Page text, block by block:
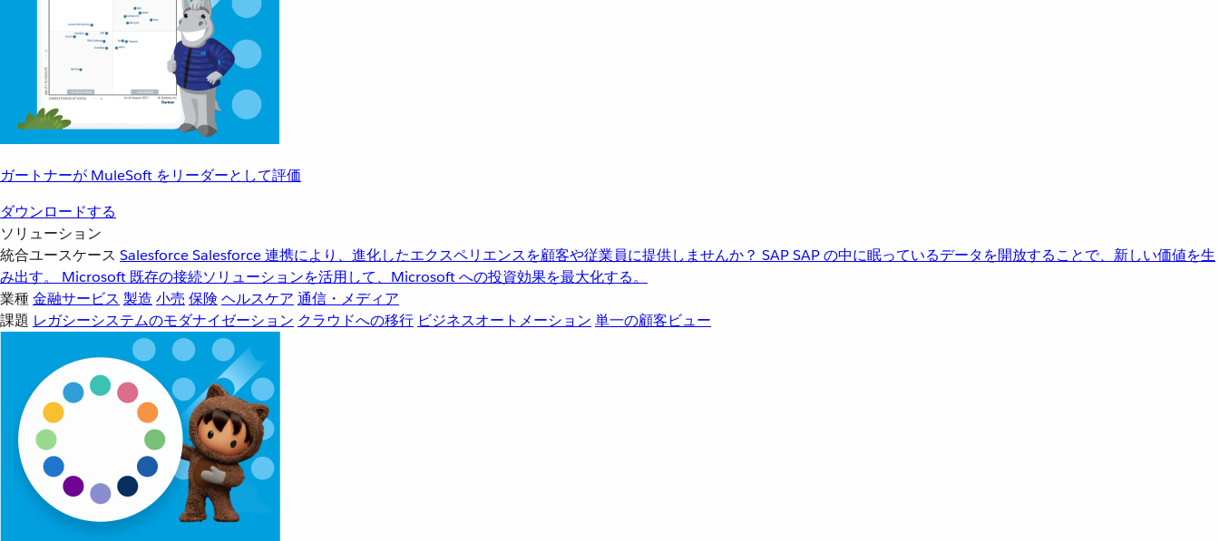
ガートナーが MuleSoft をリーダーとして評価
ダウンロードする
ソリューション
統合ユースケース SalesforceSalesforce 連携により、進化したエクスペリエンスを顧客や従業員に提供しませんか？ SAPSAP の中に眠っているデータを開放することで、新しい価値を生
み出す。
Microsoft 既存の接続ソリューションを活用して、Microsoft への投資効果を最大化する。
業種金融サービス 製造 小売 保険 ヘルスケア 通信・メディア
課題 レガシーシステムのモダナイゼーション クラウドへの移行 ビジネスオートメーション 単一の顧客ビュー